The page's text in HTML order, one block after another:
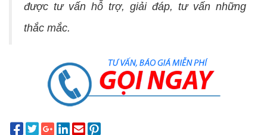
được tư vấn hỗ trợ, giải đáp, tư vấn những
thắc mắc.